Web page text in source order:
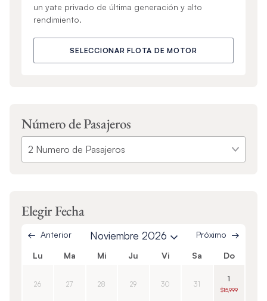
un yate privado de última generación y alto
rendimiento.
SELECCIONAR FLOTA DE MOTOR
Número de Pasajeros
Elegir Fecha
Anterior Noviembre 2026 Próximo
Lu Ma Mi Ju Vi Sa Do
26 27 28 29 30 31
1
$15,999